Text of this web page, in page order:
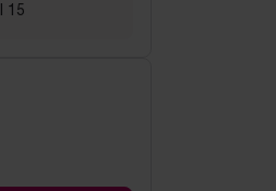
15